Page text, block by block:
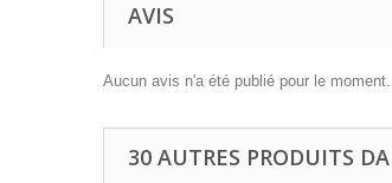
AVIS
Aucun avis n'a été publié pour le moment.
30 AUTRES PRODUITS